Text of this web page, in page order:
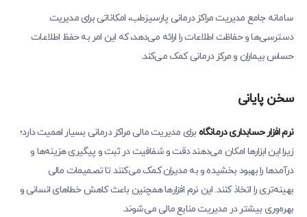
سامانه جامع مدیریت مراکز درمانی پارسیزطب، امکاناتی برای مدیریت
دسترسی‌ها و حفاظت اطلاعات را ارائه می‌دهد، که این امر به حفظ اطلاعات
حساس بیماران و مرکز درمانی کمک می‌کند.
سخن پایانی
نرم افزار حسابداری درمانگاه برای مدیریت مالی مراکز درمانی بسیار اهمیت دارد؛
زیرا این ابزارها امکان می‌دهند دقت و شفافیت در ثبت و پیگیری هزینه‌ها و
درآمدها را بهبود بخشیده و به مدیران کمک می‌کنند تا تصمیمات مالی
بهینه‌تری را اتخاذ کنند. این نرم افزارها همچنین باعث کاهش خطاهای انسانی و
بهره‌وری بیشتر در مدیریت منابع مالی می‌شوند.